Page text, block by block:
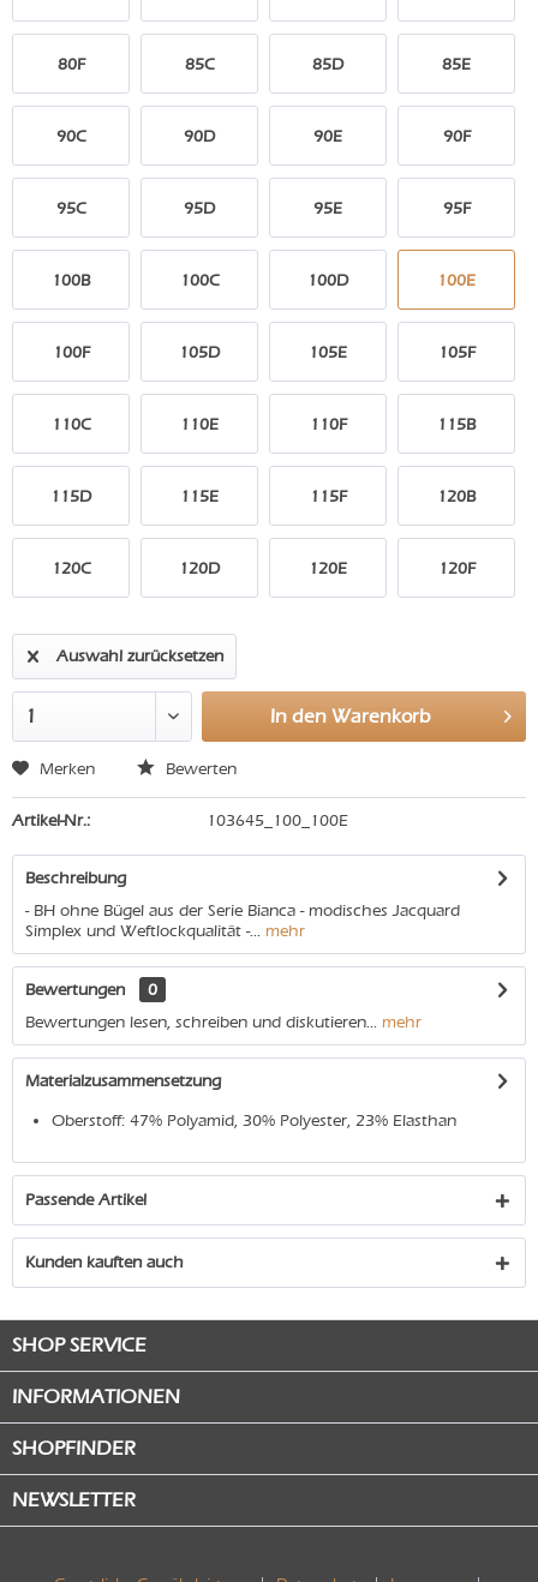
80F 85C 85D 85E
90C 90D 90E 90F
95C 95D 95E 95F
100B 100C 100D 100E
100F 105D 105E 105F
110C 110E 110F 115B
115D 115E 115F 120B
120C 120D 120E 120F
Auswahl zurücksetzen
In den Warenkorb
Merken Bewerten
Artikel-Nr.: 103645_100_100E
Beschreibung
- BH ohne Bügel aus der Serie Bianca - modisches Jacquard
Simplex und Weftlockqualität -... mehr
Bewertungen
0
Bewertungen lesen, schreiben und diskutieren... mehr
Materialzusammensetzung
Oberstoff: 47% Polyamid, 30% Polyester, 23% Elasthan
Passende Artikel
Kunden kauften auch
SHOP SERVICE
INFORMATIONEN
SHOPFINDER
NEWSLETTER